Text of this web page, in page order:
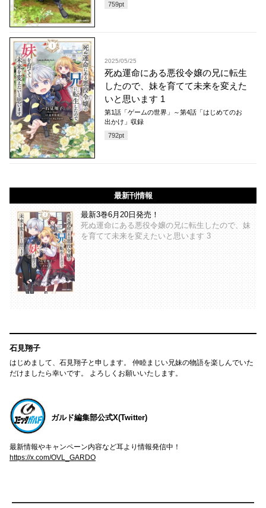
759pt
2025/05/25
死ぬ運命にある悪役令嬢の兄に転生
したので、妹を育てて未来を変えた
いと思います 1
第1話「ゲームの世界」～第4話「はじめてのお
出かけ」収録
792pt
最新刊情報
最新3巻6月20日発売！
死ぬ運命にある悪役令嬢の兄に転生したので、妹
を育てて未来を変えたいと思います 3
石見翔子
はじめまして、石見翔子と申します。 仲睦まじい兄妹の物語を楽しんでいた
だけましたら幸いです。 よろしくお願いいたします。
ガルド編集部公式X(Twitter)
最新情報やキャンペーン内容など耳より情報発信中！
https://x.com/OVL_GARDO